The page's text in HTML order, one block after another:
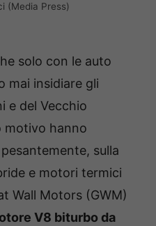
(Media Press)
solo con le auto
mai insidiare gli
e del Vecchio
motivo hanno
sulla
e motori termici
Wall Motors (GWM)
V8 biturbo da